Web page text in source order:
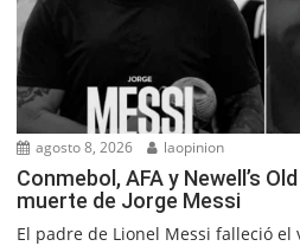
agosto 8, 2026 laopinion
Conmebol, AFA y Newell’s
muerte de Jorge Messi
El padre de Lionel Messi falleció